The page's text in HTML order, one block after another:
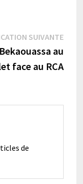
:
SUIVANTE
au
face au RCA
de